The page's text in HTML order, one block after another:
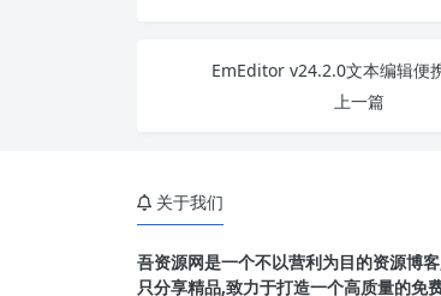
EmEditor v24.2.0文本编辑便
上一篇
关于我们
吾资源网是一个不以营利为目的资源博
只分享精品,致力于打造一个高质量的免